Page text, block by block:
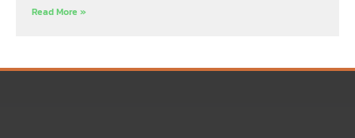
Read More »